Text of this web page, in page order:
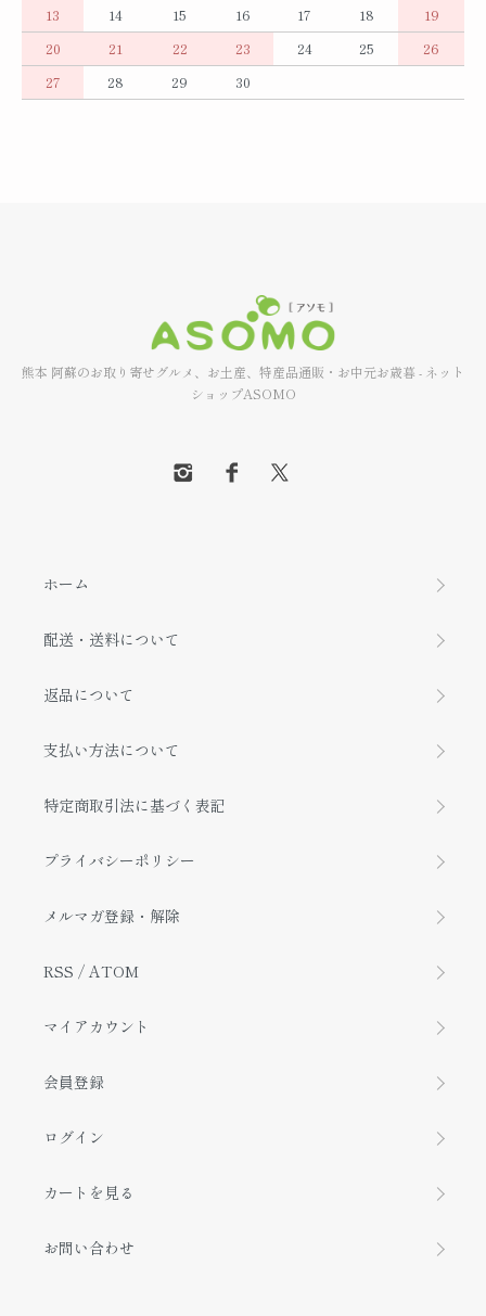
13
14 15 16 17 18
19
20
21 22 23 24 25
26
27
28 29 30
熊本 阿蘇のお取り寄せグルメ、お土産、特産品通販・お中元お歳暮 - ネット
ショップASOMO
ホーム
配送・送料について
返品について
支払い方法について
特定商取引法に基づく表記
プライバシーポリシー
メルマガ登録・解除
RSS / ATOM
マイアカウント
会員登録
ログイン
カートを見る
お問い合わせ